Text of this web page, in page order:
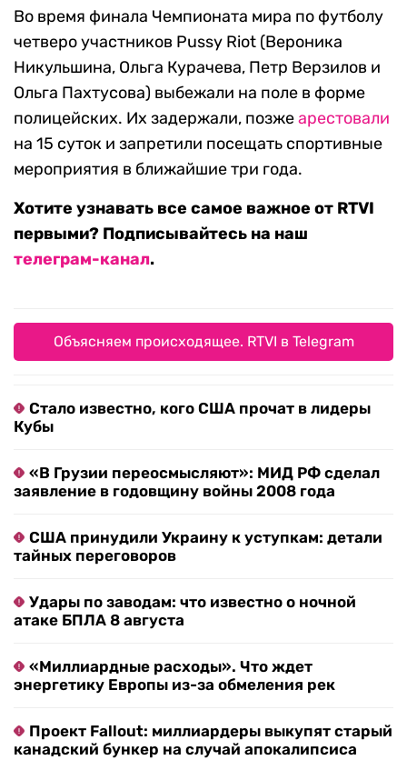
Во время финала Чемпионата мира по футболу
четверо участников Pussy Riot (Вероника
Никульшина, Ольга Курачева, Петр Верзилов и
Ольга Пахтусова) выбежали на поле в форме
полицейских. Их задержали, позжеарестовали
на 15 суток и запретили посещать спортивные
мероприятия в ближайшие три года.
Хотите узнавать все самое важное от RTVI
первыми? Подписывайтесь на наш
телеграм-канал.
Объясняем происходящее. RTVI в Telegram
Стало известно, кого США прочат в лидеры
Кубы
«В Грузии переосмысляют»: МИД РФ сделал
заявление в годовщину войны 2008 года
США принудили Украину к уступкам: детали
тайных переговоров
Удары по заводам: что известно о ночной
атаке БПЛА 8 августа
«Миллиардные расходы». Что ждет
энергетику Европы из-за обмеления рек
Проект Fallout: миллиардеры выкупят старый
канадский бункер на случай апокалипсиса